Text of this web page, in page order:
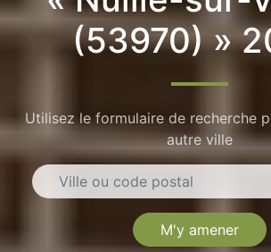
(53970) »
Utilisez le formulaire de recherche
autre ville
M'y amener